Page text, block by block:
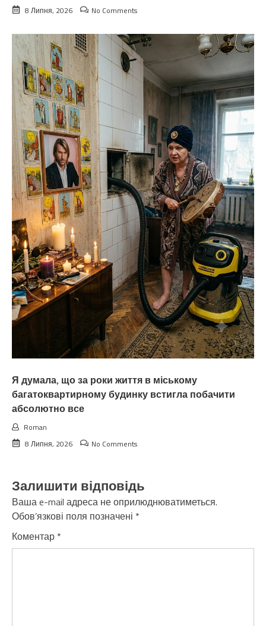
8 Липня, 2026
No Comments
Я думала, що за роки життя в міському
багатоквартирному будинку встигла побачити
абсолютно все
Roman
8 Липня, 2026
No Comments
Залишити відповідь
Ваша e-mail адреса не оприлюднюватиметься.
Обов’язкові поля позначені *
Коментар *